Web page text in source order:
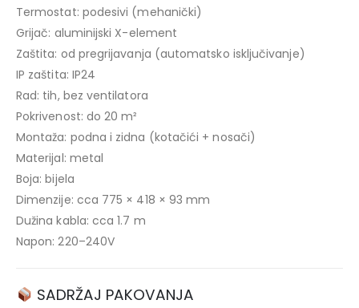
Termostat: podesivi (mehanički)
Grijač: aluminijski X-element
Zaštita: od pregrijavanja (automatsko isključivanje)
IP zaštita: IP24
Rad: tih, bez ventilatora
Pokrivenost: do 20 m²
Montaža: podna i zidna (kotačići + nosači)
Materijal: metal
Boja: bijela
Dimenzije: cca 775 × 418 × 93 mm
Dužina kabla: cca 1.7 m
Napon: 220–240V
SADRŽAJ PAKOVANJA